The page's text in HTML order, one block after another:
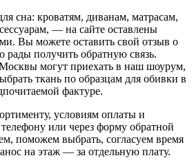
сна: кроватям, диванам, матрасам,
— на сайте оставлены
Вы можете оставить свой отзыв о
рады получить обратную связь.
могут приехать в наш шоурум,
ткань по образцам для обивки в
фактуре.
условиям оплаты и
телефону или через форму обратной
поможем выбрать, согласуем время
на этаж — за отдельную плату.